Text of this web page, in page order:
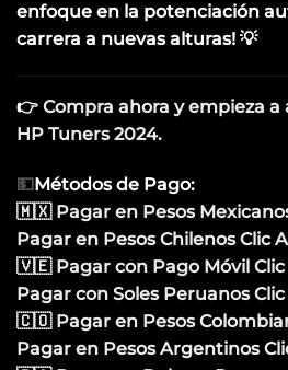
enfoque en la potenciación
carrera a nuevas alturas! 💡
👉 Compra ahora y empieza
HP Tuners 2024.
💵Métodos de Pago:
🇲🇽 Pagar en Pesos
Pagar en Pesos Chilenos Clic
🇻🇪 Pagar con Pago
Pagar con Soles Peruanos
🇨🇴 Pagar en Pesos
Pagar en Pesos Argentinos